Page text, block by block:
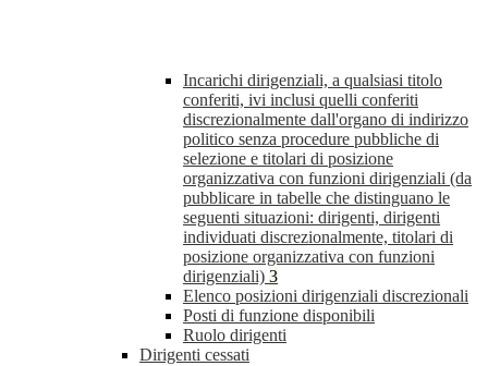
Incarichi dirigenziali, a qualsiasi titolo
conferiti, ivi inclusi quelli conferiti
discrezionalmente dall'organo di indirizzo
politico senza procedure pubbliche di
selezione e titolari di posizione
organizzativa con funzioni dirigenziali (da
pubblicare in tabelle che distinguano le
seguenti situazioni: dirigenti, dirigenti
individuati discrezionalmente, titolari di
posizione organizzativa con funzioni
dirigenziali) 3
Elenco posizioni dirigenziali discrezionali
Posti di funzione disponibili
Ruolo dirigenti
Dirigenti cessati